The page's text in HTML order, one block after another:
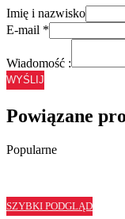
Imię i nazwisko
E-mail *
Wiadomość :
WYŚLIJ
Powiązane
Popularne
SZYBKI PODGLĄD